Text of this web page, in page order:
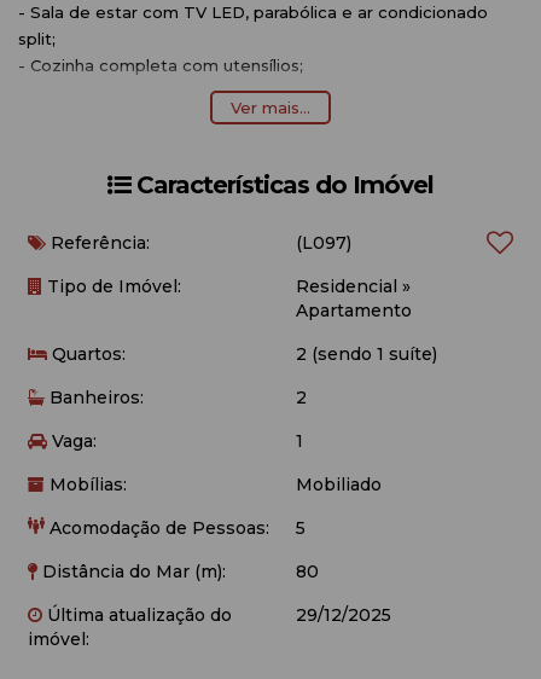
- Sala de estar com TV LED, parabólica e ar condicionado
split;
- Cozinha completa com utensílios;
- Área de serviço com máquina de lavar roupas;
- Aproximadamente 80 metros do mar.
OBSERVAÇÕES:
- 01 vaga de garagem (carro pequeno/médio);
- Edifício possui elevador social;
- Não é permitido animais de estimação;
- O imóvel não possui roupa de cama e banho e nem
- Internet Wi-fi (Disponibilizamos como cortesia, não nos
responsabilizamos por queda ou falta de sinal).
Ver mais...
Características do Imóvel
Referência:
(L097)
Tipo de Imóvel:
Residencial »
Apartamento
Quartos:
2 (sendo 1 suíte)
Banheiros:
2
Vaga:
1
Mobílias:
Mobiliado
Acomodação de Pessoas:
5
Distância do Mar (m):
80
Última atualização do
imóvel:
29/12/2025